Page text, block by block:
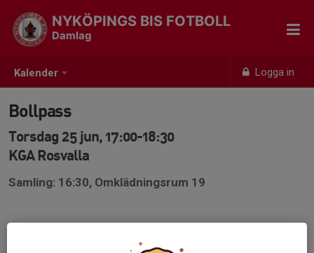
Kalender Logga in
NYKÖPINGS BIS FOTBOLL
Damlag
Bollpass
Torsdag 25 jun, 17:00-18:30
KGA Rosvalla
Samling: 16:30, Omklädningsrum 19